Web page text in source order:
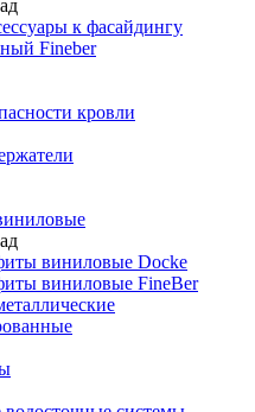
к фасайдингу
Fineber
кровли
виниловые Docke
виниловые FineBer